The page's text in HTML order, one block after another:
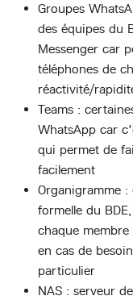
Groupes
des équipes du
Messenger car
téléphones de
réactivité/
Teams :
WhatsApp car
qui permet de
facilement
Organigramme
formelle du
chaque
en cas de
particulier
NAS : serveur